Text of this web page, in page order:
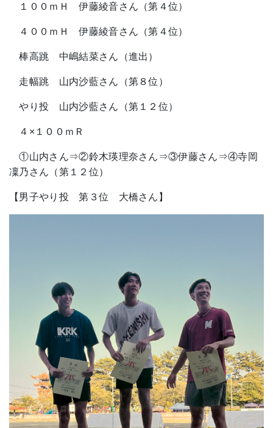
１００ｍＨ 伊藤綾音さん（第４位）
４００ｍＨ 伊藤綾音さん（第４位）
棒高跳 中嶋結菜さん（進出）
走幅跳 山内沙藍さん（第８位）
やり投 山内沙藍さん（第１２位）
４×１００ｍＲ
①山内さん⇒②鈴木瑛理奈さん⇒③伊藤さん⇒④寺岡
凜乃さん（第１２位）
【男子やり投 第３位 大橋さん】